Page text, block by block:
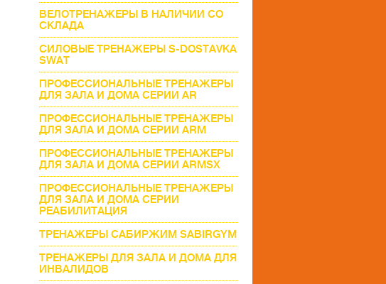
ВЕЛОТРЕНАЖЕРЫ В НАЛИЧИИ СО
СКЛАДА
СИЛОВЫЕ ТРЕНАЖЕРЫ S-DOSTAVKA
SWAT
ПРОФЕССИОНАЛЬНЫЕ ТРЕНАЖЕРЫ
ДЛЯ ЗАЛА И ДОМА СЕРИИ AR
ПРОФЕССИОНАЛЬНЫЕ ТРЕНАЖЕРЫ
ДЛЯ ЗАЛА И ДОМА СЕРИИ ARM
ПРОФЕССИОНАЛЬНЫЕ ТРЕНАЖЕРЫ
ДЛЯ ЗАЛА И ДОМА СЕРИИ ARMSX
ПРОФЕССИОНАЛЬНЫЕ ТРЕНАЖЕРЫ
ДЛЯ ЗАЛА И ДОМА СЕРИИ
РЕАБИЛИТАЦИЯ
ТРЕНАЖЕРЫ САБИРЖИМ SABIRGYM
ТРЕНАЖЕРЫ ДЛЯ ЗАЛА И ДОМА ДЛЯ
ИНВАЛИДОВ